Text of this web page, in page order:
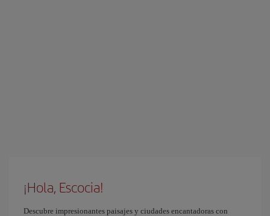
¡Hola, Escocia!
Descubre impresionantes paisajes y ciudades encantadoras con